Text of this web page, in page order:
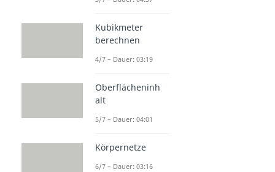
Kubikmeter
berechnen
4/7 – Dauer: 03:19
Oberflächeninh
alt
5/7 – Dauer: 04:01
Körpernetze
6/7 – Dauer: 03:16